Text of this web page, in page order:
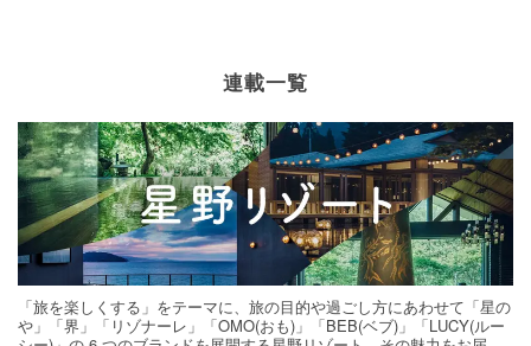
連載一覧
「旅を楽しくする」をテーマに、旅の目的や過ごし方にあわせて「星の
や」「界」「リゾナーレ」「OMO(おも)」「BEB(ベブ)」「LUCY(ルー